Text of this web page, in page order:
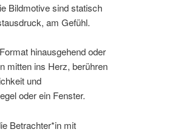
Bildmotive sind statisch
am Gefühl.
hinausgehend oder
mitten ins Herz, berühren
und
oder ein Fenster.
Betrachter*in mit